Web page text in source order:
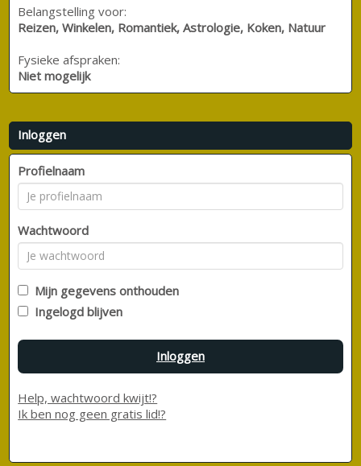
Belangstelling voor:
Reizen, Winkelen, Romantiek, Astrologie, Koken, Natuur
Fysieke afspraken:
Niet mogelijk
Inloggen
Profielnaam
Wachtwoord
Mijn gegevens onthouden
Ingelogd blijven
Inloggen
Help, wachtwoord kwijt!?
Ik ben nog geen gratis lid!?